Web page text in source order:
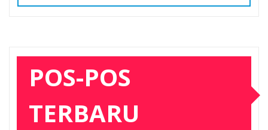
POS-POS
TERBARU